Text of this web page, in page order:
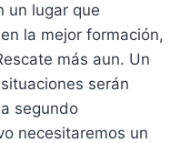
un lugar que
la mejor formación,
más aun. Un
serán
segundo
necesitaremos un